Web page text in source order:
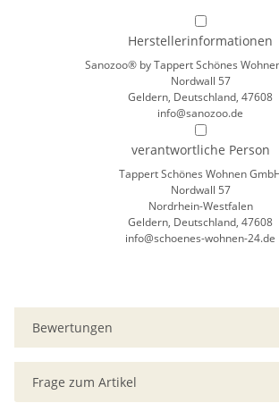
Herstellerinformationen
Sanozoo® by Tappert Schönes
Nordwall 57
Geldern, Deutschland, 47608
info@sanozoo.de
verantwortliche Person
Tappert Schönes Wohnen
Nordwall 57
Nordrhein-Westfalen
Geldern, Deutschland, 47608
info@schoenes-wohnen-24.de
Bewertungen
Frage zum Artikel